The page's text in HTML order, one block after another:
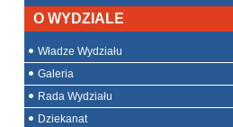
O WYDZIALE
Władze Wydziału
Galeria
Rada Wydziału
Dziekanat